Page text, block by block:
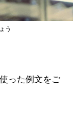
う
った例文をご